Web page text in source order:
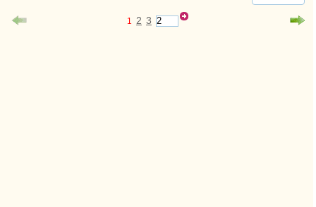
1 2 3